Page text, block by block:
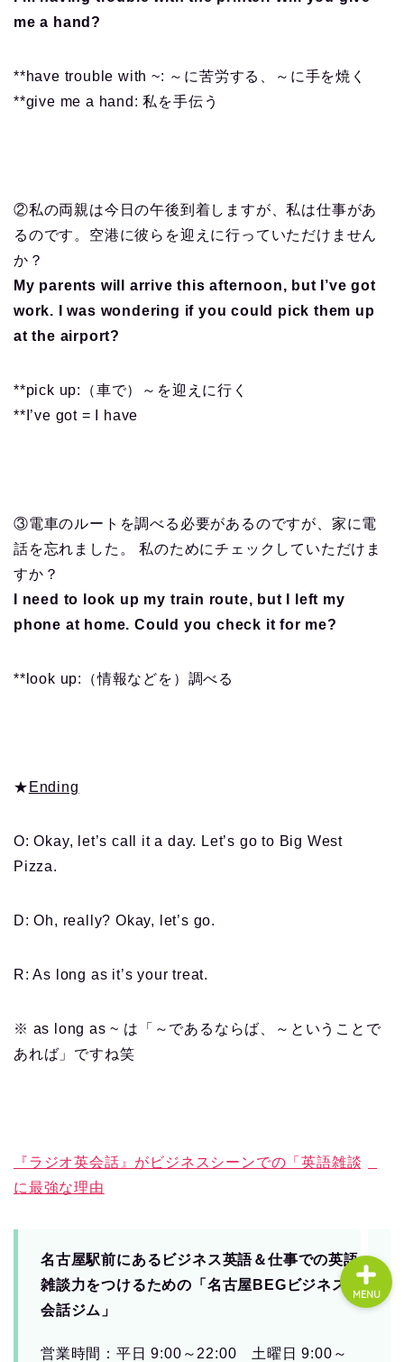
me a hand?
**have trouble with ~: ～に苦労する、～に手を焼く
**give me a hand: 私を手伝う
②私の両親は今日の午後到着しますが、私は仕事があ
るのです。空港に彼らを迎えに行っていただけません
か？
My parents will arrive this afternoon, but I’ve got
work. I was wondering if you could pick them up
at the airport?
**pick up:（車で）～を迎えに行く
**I’ve got = I have
③電車のルートを調べる必要があるのですが、家に電
話を忘れました。 私のためにチェックしていただけま
すか？
I need to look up my train route, but I left my
phone at home. Could you check it for me?
**look up:（情報などを）調べる
★ Ending
O: Okay, let’s call it a day. Let’s go to Big West
Pizza.
D: Oh, really? Okay, let’s go.
R: As long as it’s your treat.
※ as long as ~ は「～であるならば、～ということで
あれば」ですね笑
『ラジオ英会話』がビジネスシーンでの「英語雑談」
に最強な理由
名古屋駅前にあるビジネス英語＆仕事での英語
雑談力をつけるための「名古屋BEGビジネス英
会話ジム」
営業時間：平日 9:00～22:00 土曜日 9:00～
MENU
About us
無料体験